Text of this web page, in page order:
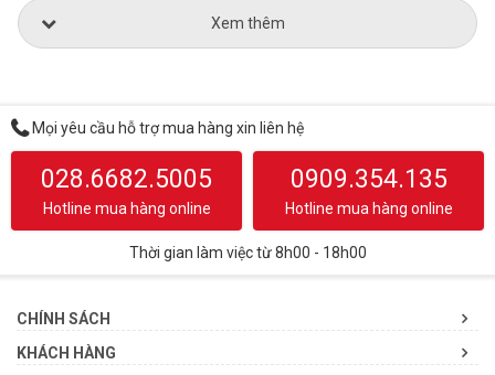
Xem thêm
Mọi yêu cầu hỗ trợ mua hàng xin liên hệ
028.6682.5005
Hotline mua hàng online
0909.354.135
Hotline mua hàng online
Thời gian làm việc từ 8h00 - 18h00
CHÍNH SÁCH
KHÁCH HÀNG